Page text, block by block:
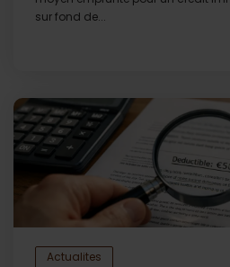
sur fond de...
Actualites